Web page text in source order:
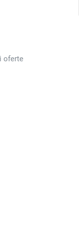
oferte